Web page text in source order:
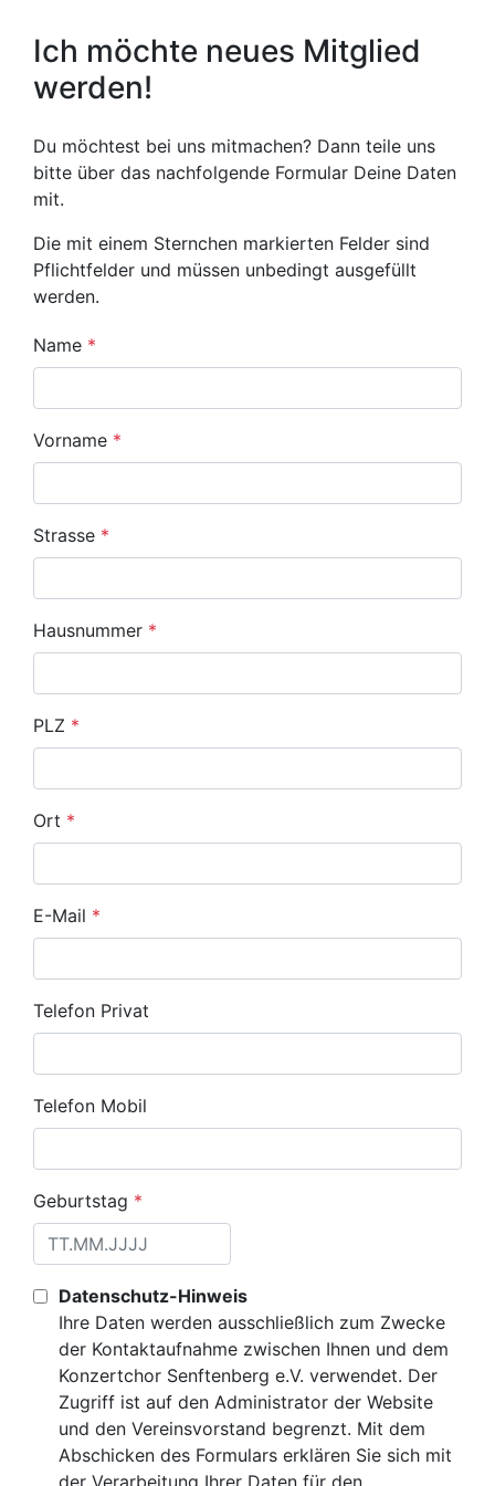
Ich möchte neues Mitglied
werden!
Du möchtest bei uns mitmachen? Dann teile uns
bitte über das nachfolgende Formular Deine Daten
mit.
Die mit einem Sternchen markierten Felder sind
Pflichtfelder und müssen unbedingt ausgefüllt
werden.
Name *
Vorname *
Strasse *
Hausnummer *
PLZ *
Ort *
E-Mail *
Telefon Privat
Telefon Mobil
Geburtstag *
Datenschutz-Hinweis
Ihre Daten werden ausschließlich zum Zwecke
der Kontaktaufnahme zwischen Ihnen und dem
Konzertchor Senftenberg e.V. verwendet. Der
Zugriff ist auf den Administrator der Website
und den Vereinsvorstand begrenzt. Mit dem
Abschicken des Formulars erklären Sie sich mit
der Verarbeitung Ihrer Daten für den